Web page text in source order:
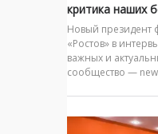
критика наших
Новый президент
«Ростов» в
важных и
сообщество —